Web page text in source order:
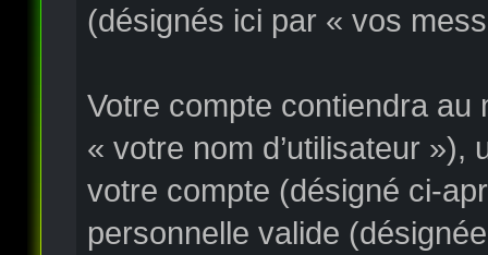
(désignés ici par « vos
Votre compte contiendra au
« votre nom d’utilisateur
votre compte (désigné ci-
personnelle valide